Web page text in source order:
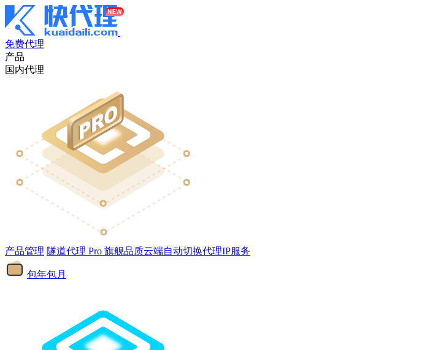
免费代理
产品
国内代理
产品管理 隧道代理 Pro 旗舰品质云端自动切换代理IP服务
包年包月